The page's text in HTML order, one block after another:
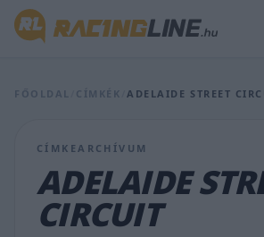
FŐOLDAL CÍMKÉK /ADELAIDE STREET
CÍMKEARCHÍVUM
ADELAIDE
CIRCUIT
Parkolóhoz
hasonlította
Bagnaia